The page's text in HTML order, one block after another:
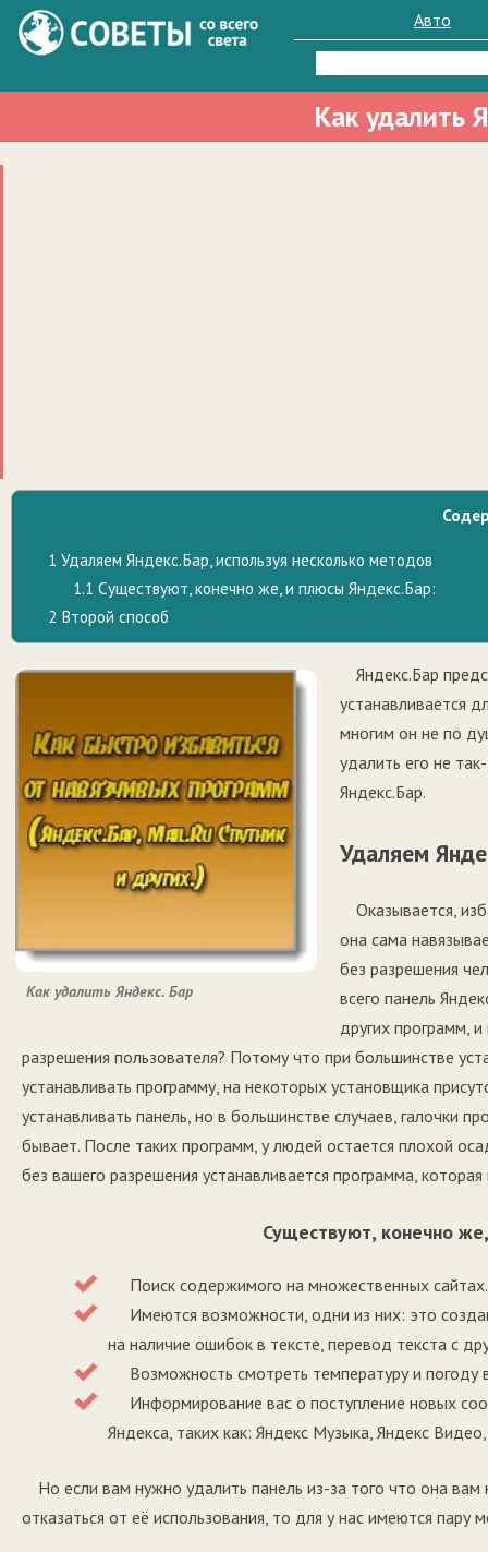
Авто
Найти:
Как удалить
1 Удаляем Яндекс.Бар, используя несколько методов
1.1 Существуют, конечно же, и плюсы Яндекс.Бар:
2 Второй способ
Как удалить Яндекс. Бар
Яндекс.Бар
устанавливается
многим он не по
удалить его не
Яндекс.Бар.
Удаляем
Оказывается,
она сама
без разрешения
всего панель
других программ,
разрешения пользователя? Потому что при большинстве
устанавливать программу, на некоторых установщика
устанавливать панель, но в большинстве случаев, галочки
бывает. После таких программ, у людей остается плохой
без вашего разрешения устанавливается программа,
Существуют, конечно
Поиск содержимого на множественных сайтах.
Имеются возможности, одни из них: это
на наличие ошибок в тексте, перевод текста с
Возможность смотреть температуру и погоду
Информирование вас о поступление новых
Яндекса, таких как: Яндекс Музыка, Яндекс
Но если вам нужно удалить панель из-за того что она
отказаться от её использования, то для у нас имеются пару